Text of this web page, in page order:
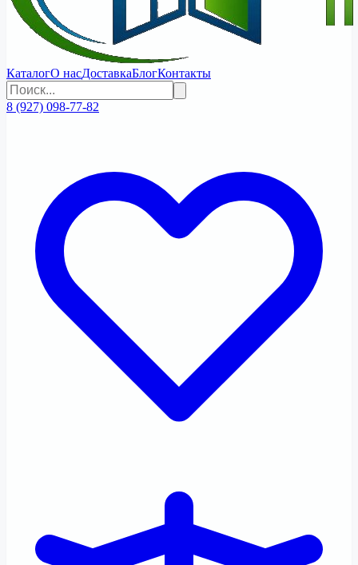
КаталогО насДоставкаБлогКонтакты
8 (927) 098-77-82